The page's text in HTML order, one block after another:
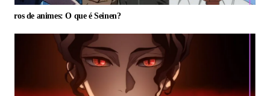
de animes: O que é Seinen?